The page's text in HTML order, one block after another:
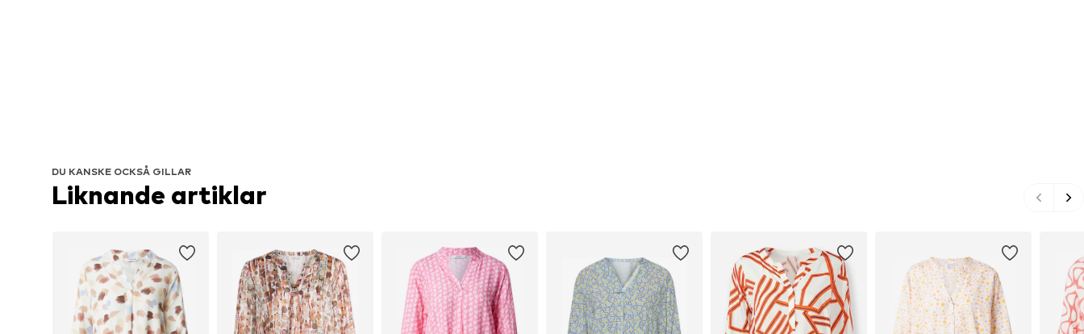
DU KANSKE OCKSÅ GILLAR
Liknande artiklar